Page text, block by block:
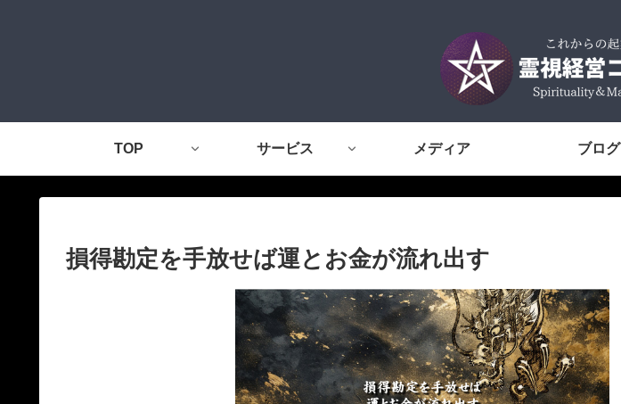
TOP サービス メディア ブログ
​損得勘定を手放せば運とお金が流れ出す